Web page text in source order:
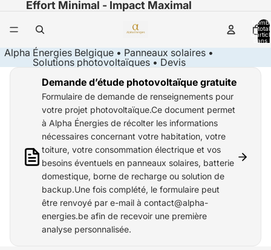
Effort Minimal - Impact Maximal
total
dans
Alpha Énergies Belgique • Panneaux solaires •
Solutions photovoltaïques • Devis
Demande d’étude photovoltaïque gratuite
Formulaire de demande de renseignements pour
votre projet photovoltaïque.Ce document permet
à Alpha Énergies de récolter les informations
nécessaires concernant votre habitation, votre
toiture, votre consommation électrique et vos
besoins éventuels en panneaux solaires, batterie
domestique, borne de recharge ou solution de
backup.Une fois complété, le formulaire peut
être renvoyé par e-mail à contact@alpha-
energies.be afin de recevoir une première
analyse personnalisée.